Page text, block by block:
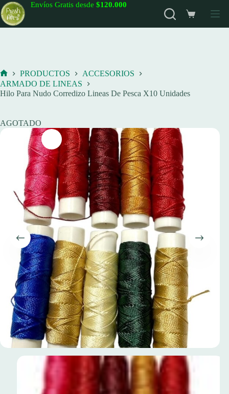
Saltar
al
contenido
Envíos Gratis desde $120.000
Carro
de
Inicio
PRODUCTOS
ACCESORIOS
ARMADO DE LINEAS
Hilo Para Nudo Corredizo Lineas De Pesca X10 Unidades
AGOTADO